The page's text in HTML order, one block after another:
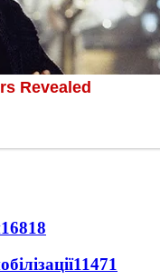
16818
11471